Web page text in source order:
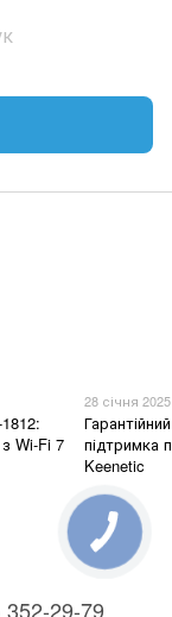
Wi-Fi 7
28 січня 2025
підтримка
Keenetic
29-79